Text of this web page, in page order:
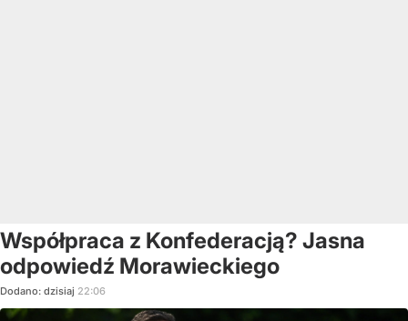
Współpraca z Konfederacją? Jasna
odpowiedź Morawieckiego
Dodano: dzisiaj 22:06